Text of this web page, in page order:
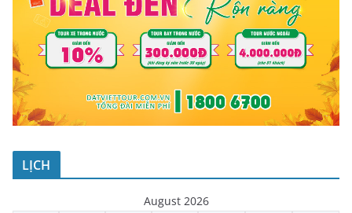
LỊCH
August 2026